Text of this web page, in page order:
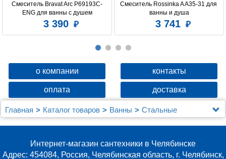
Смеситель Bravat Arc P69193C-
ENG для ванны с душем
3 390
Смеситель Rossinka A A35-31 для
ванны и душа
3 741
о компании контакты
оплата доставка
Главная Каталог товаров Ванны
Стальные
Мойка настол.монтаж 60х45 (3,0) вып 3 1/2 MIXLINE
Интернет-магазин сантехники в Челябинске
Адрес: 454084, Россия, Челябинская область, г. Челябинск,